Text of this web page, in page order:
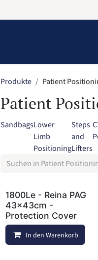
Produkte Patient
Patient
SandbagsLower
Limb
Positioning
Steps
and
Lifters
1800Le - Reina PAG
43x43cm -
Protection Cover
In den Warenkorb